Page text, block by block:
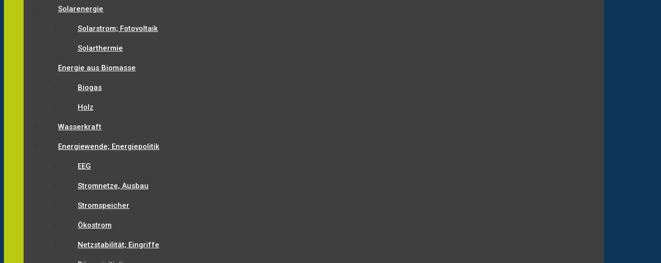
Solarenergie
Solarstrom; Fotovoltaik
Solarthermie
Energie aus Biomasse
Biogas
Holz
Wasserkraft
Energiewende; Energiepolitik
EEG
Stromnetze, Ausbau
Stromspeicher
Ökostrom
Netzstabilität; Eingriffe